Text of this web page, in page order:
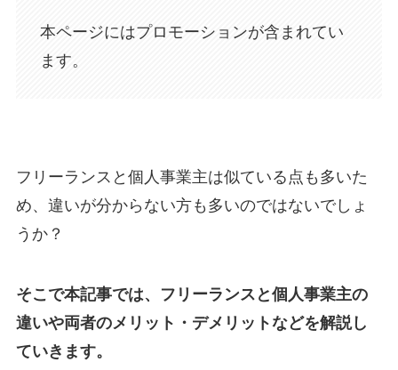
本ページにはプロモーションが含まれてい
ます。
フリーランスと個人事業主は似ている点も多いた
め、違いが分からない方も多いのではないでしょ
うか？
そこで本記事では、フリーランスと個人事業主の
違いや両者のメリット・デメリットなどを解説し
ていきます。